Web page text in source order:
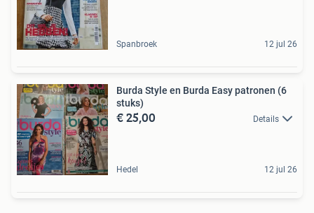
Spanbroek 12 jul 26
Burda Style en Burda Easy patronen (6
stuks)
€ 25,00 Details
Hedel 12 jul 26